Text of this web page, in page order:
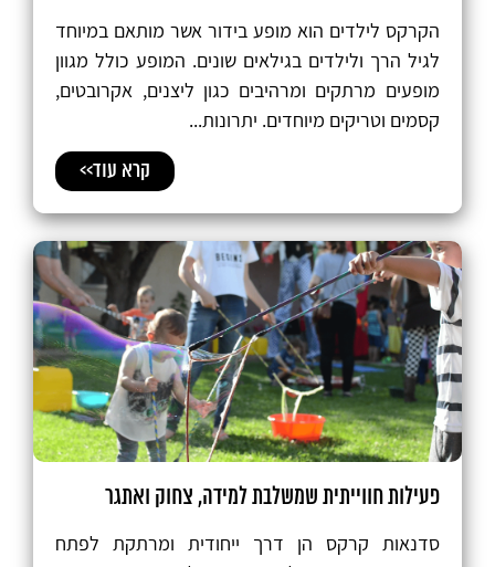
הקרקס לילדים הוא מופע בידור אשר מותאם במיוחד
לגיל הרך ולילדים בגילאים שונים. המופע כולל מגוון
מופעים מרתקים ומרהיבים כגון ליצנים, אקרובטים,
קסמים וטריקים מיוחדים. יתרונות...
קרא עוד>>
פעילות חווייתית שמשלבת למידה, צחוק ואתגר
סדנאות קרקס הן דרך ייחודית ומרתקת לפתח